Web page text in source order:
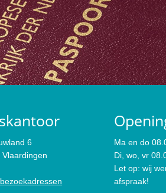
6
Vlaardingen
Ma en do
Di, wo, vr
Let op: wij
afspraak!